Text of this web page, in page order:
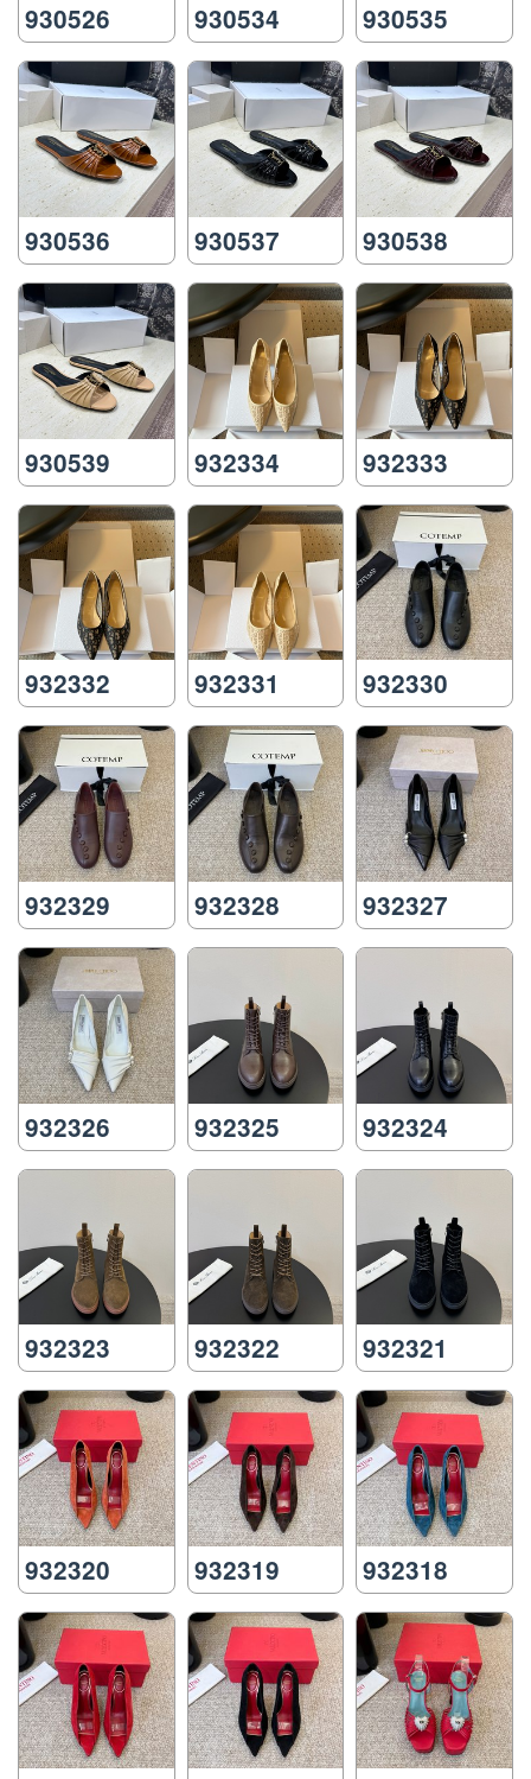
930526 930534 930535
930536 930537 930538
930539 932334 932333
932332 932331 932330
932329 932328 932327
932326 932325 932324
932323 932322 932321
932320 932319 932318